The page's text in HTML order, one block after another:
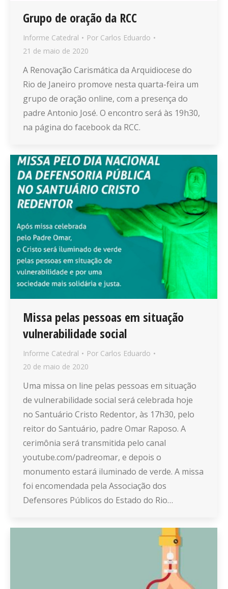
Grupo de oração da RCC
Informe Catedral Por Carlos Eduardo
21 de maio de 2020
A Renovação Carismática da Arquidiocese do
Rio de Janeiro promove nesta quarta-feira um
grupo de oração online, com a presença do
padre Antonio José. O encontro será às 19h30,
na página do facebook da RCC.
Missa pelas pessoas em situação
vulnerabilidade social
Informe Catedral Por Carlos Eduardo
20 de maio de 2020
Uma missa on line pelas pessoas em situação
de vulnerabilidade social será celebrada hoje
no Santuário Cristo Redentor, às 17h30, pelo
reitor do Santuário, padre Omar Raposo. A
cerimônia será transmitida pelo canal
youtube.com/padreomar, e depois o
monumento estará iluminado de verde. A missa
foi encomendada pela Associação dos
Defensores Públicos do Estado do Rio…